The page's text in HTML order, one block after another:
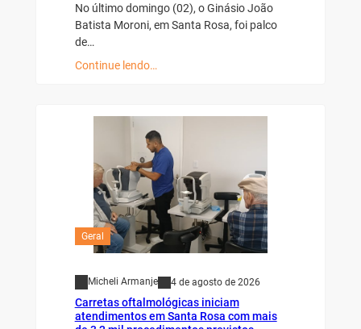
No último domingo (02), o Ginásio João
Batista Moroni, em Santa Rosa, foi palco
de…
Continue lendo…
Geral
Micheli Armanje 4 de agosto de 2026
Carretas oftalmológicas iniciam
atendimentos em Santa Rosa com mais